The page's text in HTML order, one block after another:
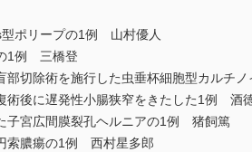
ポリープの1例 山村優人
1例 三橋登
切除術を施行した虫垂杯細胞型カルチ
後に遅発性小腸狭窄をきたした1例 酒
宮広間膜裂孔ヘルニアの1例 猪飼篤
索膿瘍の1例 西村星多郎